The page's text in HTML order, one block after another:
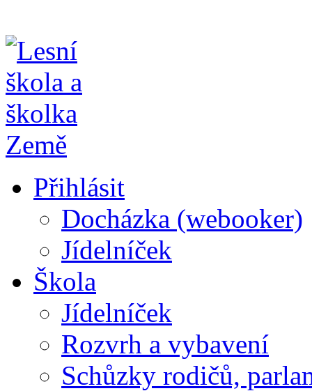
Přihlásit
Docházka (webooker)
Jídelníček
Škola
Jídelníček
Rozvrh a vybavení
Schůzky rodičů,